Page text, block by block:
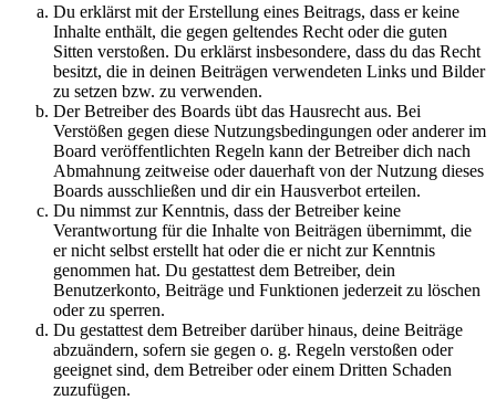
Du erklärst mit der Erstellung eines Beitrags, dass er keine
Inhalte enthält, die gegen geltendes Recht oder die guten
Sitten verstoßen. Du erklärst insbesondere, dass du das Recht
besitzt, die in deinen Beiträgen verwendeten Links und Bilder
zu setzen bzw. zu verwenden.
Der Betreiber des Boards übt das Hausrecht aus. Bei
Verstößen gegen diese Nutzungsbedingungen oder anderer im
Board veröffentlichten Regeln kann der Betreiber dich nach
Abmahnung zeitweise oder dauerhaft von der Nutzung dieses
Boards ausschließen und dir ein Hausverbot erteilen.
Du nimmst zur Kenntnis, dass der Betreiber keine
Verantwortung für die Inhalte von Beiträgen übernimmt, die
er nicht selbst erstellt hat oder die er nicht zur Kenntnis
genommen hat. Du gestattest dem Betreiber, dein
Benutzerkonto, Beiträge und Funktionen jederzeit zu löschen
oder zu sperren.
Du gestattest dem Betreiber darüber hinaus, deine Beiträge
abzuändern, sofern sie gegen o. g. Regeln verstoßen oder
geeignet sind, dem Betreiber oder einem Dritten Schaden
zuzufügen.